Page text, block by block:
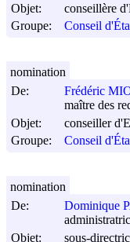
Objet:
conseillère
Groupe:
Conseil
De:
Frédéric
maître des
Objet:
conseiller
Groupe:
Conseil
nomination
De:
Dominique
Objet:
sous-
nomination